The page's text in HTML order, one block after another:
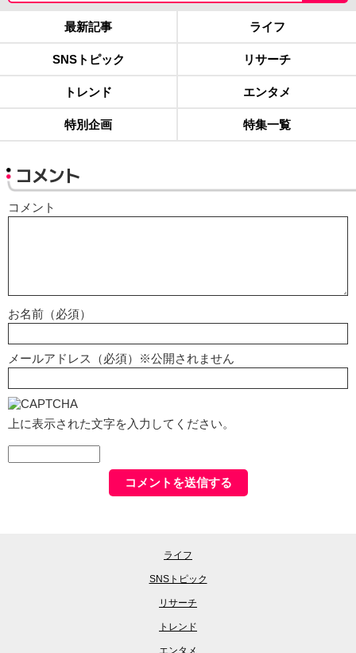
最新記事 ライフ
SNSトピック リサーチ
トレンド エンタメ
特別企画 特集一覧
コメント
コメント
お名前（必須）
メールアドレス（必須）※公開されません
上に表示された文字を入力してください。
ライフ
SNSトピック
リサーチ
トレンド
エンタメ